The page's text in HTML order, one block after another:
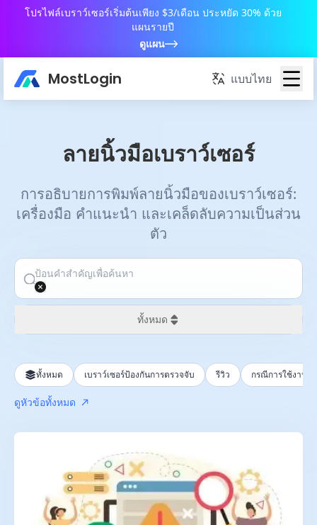
โปรไฟล์เบราว์เซอร์เริ่มต้นเพียง $3/เดือน ประหยัด 30% ด้วย
แผนรายปี
ดูแผน
MostLogin แบบไทย
ลายนิ้วมือเบราว์เซอร์
การอธิบายการพิมพ์ลายนิ้วมือของเบราว์เซอร์:
เครื่องมือ คำแนะนำ และเคล็ดลับความเป็นส่วน
ตัว
ทั้งหมด
24 ชั่วโมงที่ผ่านมา
สัปดาห์ที่แล้ว
เดือนที่แล้ว
ทั้งหมด เบราว์เซอร์ป้องกันการตรวจจับ รีวิว กรณีการใช้งาน
ดูหัวข้อทั้งหมด